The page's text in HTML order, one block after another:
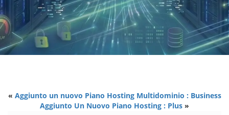
« Aggiunto un nuovo Piano Hosting Multidominio : Business
Aggiunto Un Nuovo Piano Hosting : Plus »